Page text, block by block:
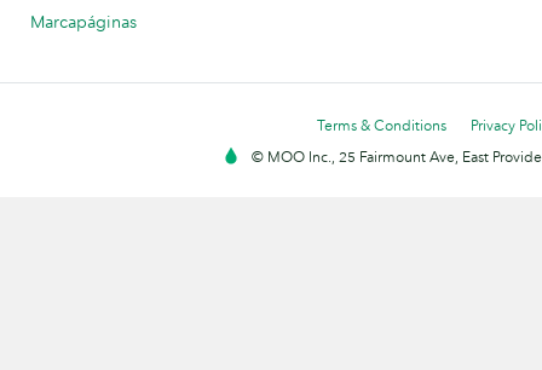
Marcapáginas
Terms & Conditions
Privacy
© MOO Inc., 25 Fairmount Ave, East